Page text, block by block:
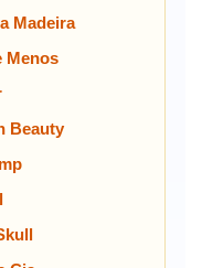
Madeira
Menos
Beauty